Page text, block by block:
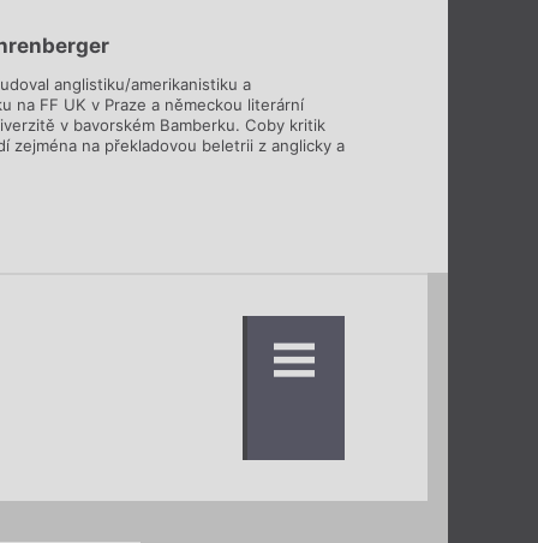
anglistiku/amerikanistiku a
na FF UK v Praze a německou literární
v bavorském Bamberku. Coby kritik
zejména na překladovou beletrii z anglicky a